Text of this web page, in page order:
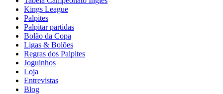
Kings League
Palpites
Palpitar partidas
Bolão da Copa
Ligas & Bolões
Regras dos Palpites
Joguinhos
Loja
Entrevistas
Blog